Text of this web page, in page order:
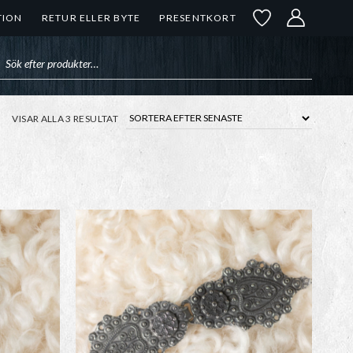
RETUR ELLER BYTE PRESENTKORT
VISAR ALLA 3 RESULTATSORTERA
EFTER
Den
här
produkten
har
flera
varianter.
De
olika
alternativen